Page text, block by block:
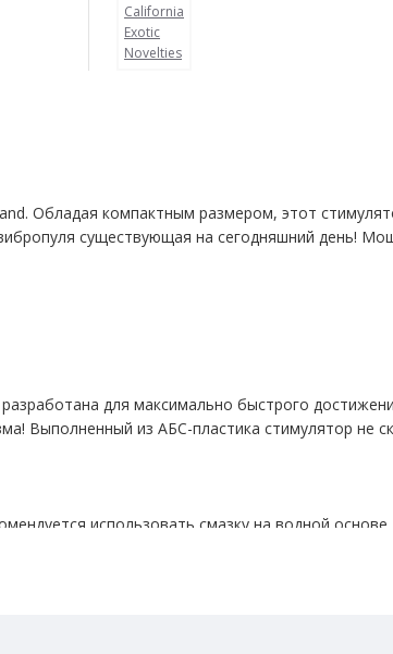
California
Exotic
Novelties
Обладая компактным размером, этот
существующая на сегодняшний день!
для максимально быстрого
Выполненный из АБС-пластика стимулятор не
использовать смазку на водной основе.